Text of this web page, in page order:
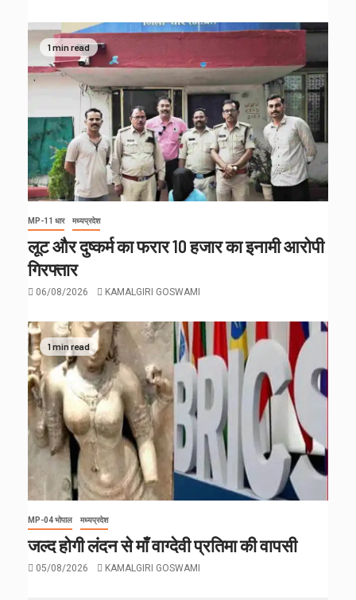
1 min read
MP-11 धार मध्यप्रदेश
लूट और दुष्कर्म का फरार 10 हजार का इनामी आरोपी
गिरफ्तार
06/08/2026 KAMALGIRI GOSWAMI
1 min read
MP-04 भोपाल मध्यप्रदेश
जल्द होगी लंदन से माँ वाग्देवी प्रतिमा की वापसी
05/08/2026 KAMALGIRI GOSWAMI